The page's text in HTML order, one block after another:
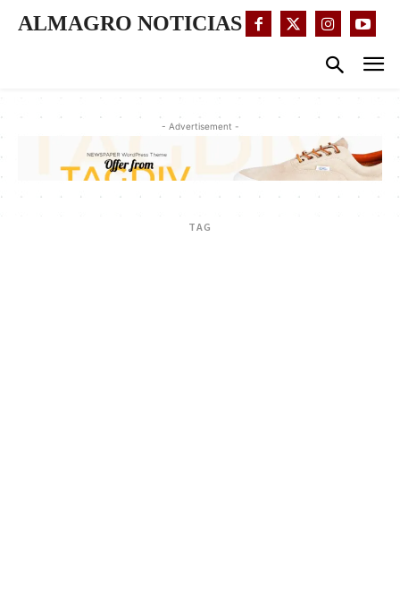
ALMAGRO NOTICIAS
- Advertisement -
TAG